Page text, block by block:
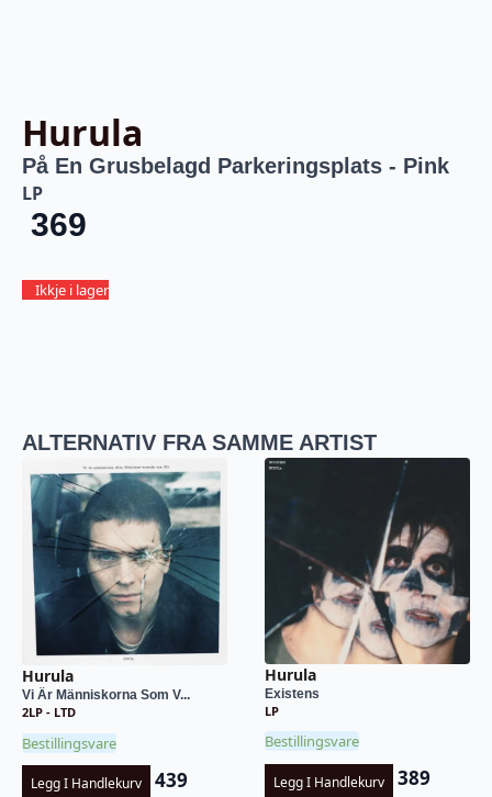
Hurula
På En Grusbelagd Parkeringsplats - Pink
LP
369
Ikkje i lager
ALTERNATIV FRA SAMME ARTIST
Hurula
Vi Är Människorna Som V...
2LP - LTD
Bestillingsvare
Legg I Handlekurv 439
Hurula
Existens
LP
Bestillingsvare
Legg I Handlekurv 389